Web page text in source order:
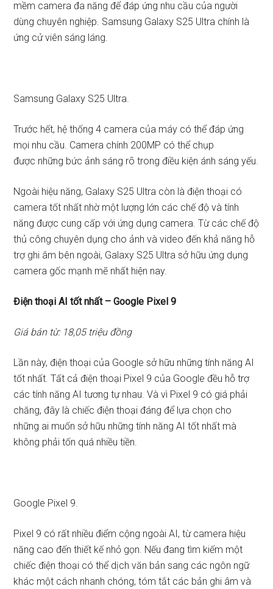
mềm camera đa năng để đáp ứng nhu cầu của người
dùng chuyên nghiệp. Samsung Galaxy S25 Ultra chính là
ứng cử viên sáng láng.
Samsung Galaxy S25 Ultra.
Trước hết, hệ thống 4 camera của máy có thể đáp ứng
mọi nhu cầu. Camera chính 200MP có thể chụp
được những bức ảnh sáng rõ trong điều kiện ánh sáng yếu.
Ngoài hiệu năng, Galaxy S25 Ultra còn là điện thoại có
camera tốt nhất nhờ một lượng lớn các chế độ và tính
năng được cung cấp với ứng dụng camera. Từ các chế độ
thủ công chuyên dụng cho ảnh và video đến khả năng hỗ
trợ ghi âm bên ngoài, Galaxy S25 Ultra sở hữu ứng dụng
camera gốc mạnh mẽ nhất hiện nay.
Điện thoại AI tốt nhất – Google Pixel 9
Giá bán từ: 18,05 triệu đồng
Lần này, điện thoại của Google sở hữu những tính năng AI
tốt nhất. Tất cả điện thoại Pixel 9 của Google đều hỗ trợ
các tính năng AI tương tự nhau. Và vì Pixel 9 có giá phải
chăng, đây là chiếc điện thoại đáng để lựa chọn cho
những ai muốn sở hữu những tính năng AI tốt nhất mà
không phải tốn quá nhiều tiền.
Google Pixel 9.
Pixel 9 có rất nhiều điểm cộng ngoài AI, từ camera hiệu
năng cao đến thiết kế nhỏ gọn. Nếu đang tìm kiếm một
chiếc điện thoại có thể dịch văn bản sang các ngôn ngữ
khác một cách nhanh chóng, tóm tắt các bản ghi âm và